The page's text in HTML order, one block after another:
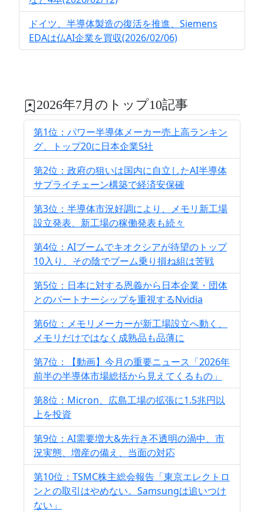
ドイツ、半導体製造の復活を推進、Siemens
EDAは仏AI企業を買収(2026/02/06)
2026年7月のトップ10記事
第1位：パワー半導体メーカー売上高ランキン
グ、トップ20に日本企業5社
第2位：政府の狙いは国内に自立したAI半導体
サプライチェーン構築で経済安保確
第3位：半導体市況好調により、メモリ新工場
設立発表、新工場の稼働発表も続々
第4位：AIブームでキオクシアが待望のトップ
10入り、その陰でブーム乗り損ね組は苦戦
第5位：日本に対する恩義から日本企業・団体
とのパートナーシップを重視するNvidia
第6位：メモリメーカーが新工場設立へ動く、
メモリだけではなく成熟品も品薄に
第7位：【動画】今月の重要ニュース「2026年
前半の半導体市場総括から見えてくるもの」
第8位：Micron、広島工場の拡張に1.5兆円以
上を投資
第9位：AI需要増大&先行き不透明の渦中、市
況実態、増産の備え、当面の対応
第10位：TSMC株主総会報告「東京エレクトロ
ンとの取引はやめない。Samsungは追いつけ
ない」